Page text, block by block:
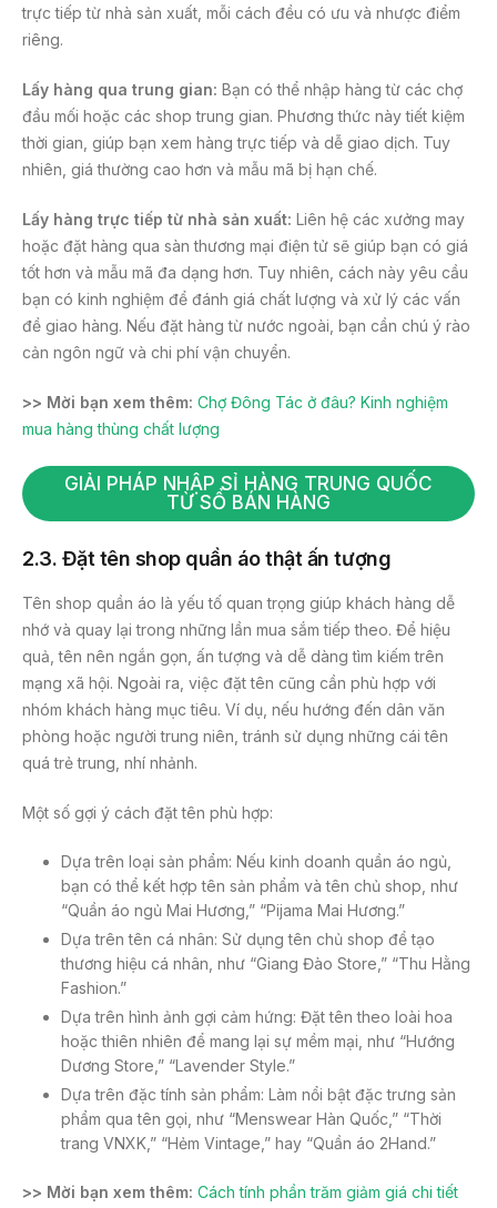
trực tiếp từ nhà sản xuất, mỗi cách đều có ưu và nhược điểm
riêng.
Lấy hàng qua trung gian: Bạn có thể nhập hàng từ các chợ
đầu mối hoặc các shop trung gian. Phương thức này tiết kiệm
thời gian, giúp bạn xem hàng trực tiếp và dễ giao dịch. Tuy
nhiên, giá thường cao hơn và mẫu mã bị hạn chế.
Lấy hàng trực tiếp từ nhà sản xuất: Liên hệ các xưởng may
hoặc đặt hàng qua sàn thương mại điện tử sẽ giúp bạn có giá
tốt hơn và mẫu mã đa dạng hơn. Tuy nhiên, cách này yêu cầu
bạn có kinh nghiệm để đánh giá chất lượng và xử lý các vấn
đề giao hàng. Nếu đặt hàng từ nước ngoài, bạn cần chú ý rào
cản ngôn ngữ và chi phí vận chuyển.
>> Mời bạn xem thêm: Chợ Đông Tác ở đâu? Kinh nghiệm
mua hàng thùng chất lượng
GIẢI PHÁP NHẬP SỈ HÀNG TRUNG QUỐC
TỪ SỔ BÁN HÀNG
2.3. Đặt tên shop quần áo thật ấn tượng
Tên shop quần áo là yếu tố quan trọng giúp khách hàng dễ
nhớ và quay lại trong những lần mua sắm tiếp theo. Để hiệu
quả, tên nên ngắn gọn, ấn tượng và dễ dàng tìm kiếm trên
mạng xã hội. Ngoài ra, việc đặt tên cũng cần phù hợp với
nhóm khách hàng mục tiêu. Ví dụ, nếu hướng đến dân văn
phòng hoặc người trung niên, tránh sử dụng những cái tên
quá trẻ trung, nhí nhảnh.
Một số gợi ý cách đặt tên phù hợp:
Dựa trên loại sản phẩm: Nếu kinh doanh quần áo ngủ,
bạn có thể kết hợp tên sản phẩm và tên chủ shop, như
“Quần áo ngủ Mai Hương,” “Pijama Mai Hương.”
Dựa trên tên cá nhân: Sử dụng tên chủ shop để tạo
thương hiệu cá nhân, như “Giang Đào Store,” “Thu Hằng
Fashion.”
Dựa trên hình ảnh gợi cảm hứng: Đặt tên theo loài hoa
hoặc thiên nhiên để mang lại sự mềm mại, như “Hướng
Dương Store,” “Lavender Style.”
Dựa trên đặc tính sản phẩm: Làm nổi bật đặc trưng sản
phẩm qua tên gọi, như “Menswear Hàn Quốc,” “Thời
trang VNXK,” “Hẻm Vintage,” hay “Quần áo 2Hand.”
>> Mời bạn xem thêm: Cách tính phần trăm giảm giá chi tiết